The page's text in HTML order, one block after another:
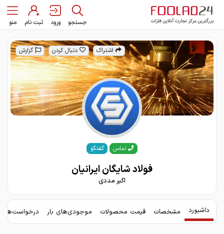
جستجو ورود ثبت نام منو
اشتراک دنبال کردن گزارش
تماس گفتگو
فولاد شایگان ایرانیان
اکبر مددی
داشبورد مشخصات قیمت محصولات موجودی‌های بار